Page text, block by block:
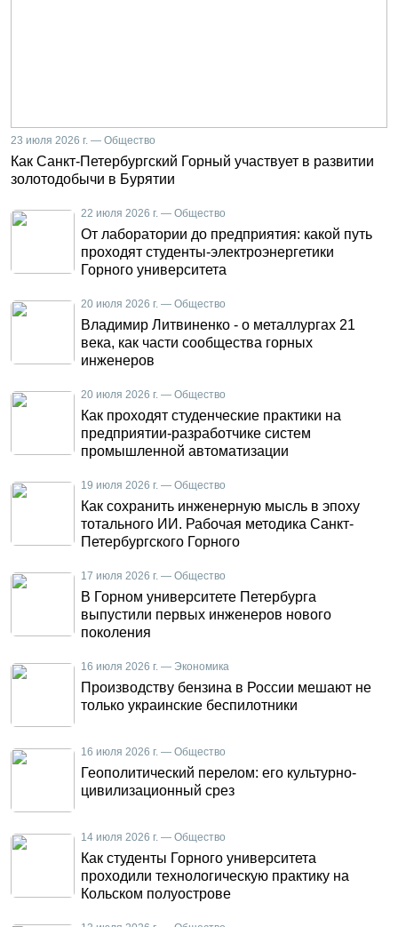
23 июля 2026 г. — Общество
Как Санкт-Петербургский Горный участвует в развитии
золотодобычи в Бурятии
22 июля 2026 г. — Общество
От лаборатории до предприятия: какой путь
проходят студенты-электроэнергетики
Горного университета
20 июля 2026 г. — Общество
Владимир Литвиненко - о металлургах 21
века, как части сообщества горных
инженеров
20 июля 2026 г. — Общество
Как проходят студенческие практики на
предприятии-разработчике систем
промышленной автоматизации
19 июля 2026 г. — Общество
Как сохранить инженерную мысль в эпоху
тотального ИИ. Рабочая методика Санкт-
Петербургского Горного
17 июля 2026 г. — Общество
В Горном университете Петербурга
выпустили первых инженеров нового
поколения
16 июля 2026 г. — Экономика
Производству бензина в России мешают не
только украинские беспилотники
16 июля 2026 г. — Общество
Геополитический перелом: его культурно-
цивилизационный срез
14 июля 2026 г. — Общество
Как студенты Горного университета
проходили технологическую практику на
Кольском полуострове